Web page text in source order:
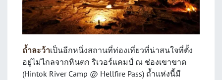
ถ้ำละว้าเป็นอีกหนึ่งสถานที่ท่องเที่ยวที่น่าสนใจที่ตั้ง
อยู่ไม่ไกลจากหินตก ริเวอร์แคมป์ ณ ช่องเขาขาด
(Hintok River Camp @ Hellfire Pass) ถ้ำแห่งนี้มี